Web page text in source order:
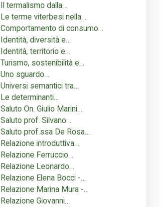
Il termalismo dalla…
Le terme viterbesi nella…
Comportamento di consumo…
Identità, diversità e…
Identità, territorio e…
Turismo, sostenibilità e…
Uno sguardo…
Universi semantici tra…
Le determinanti…
Saluto On. Giulio Marini…
Saluto prof. Silvano…
Saluto prof.ssa De Rosa…
Relazione introduttiva…
Relazione Ferruccio…
Relazione Leonardo…
Relazione Elena Bocci -…
Relazione Marina Mura -…
Relazione Giovanni…